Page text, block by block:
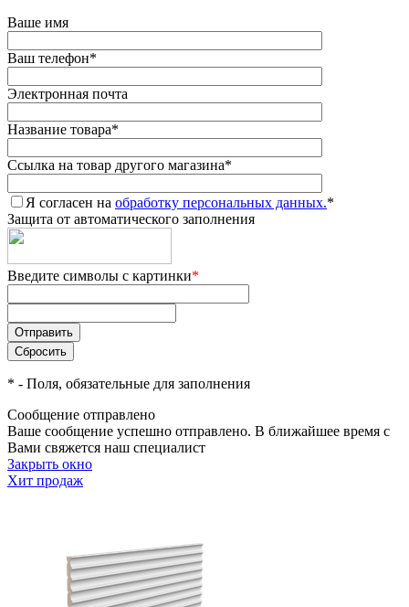
Ваше имя
Ваш телефон*
Электронная почта
Название товара*
Ссылка на товар другого магазина*
Я согласен на обработку персональных данных.*
Защита от автоматического заполнения
Введите символы с картинки*
* - Поля, обязательные для заполнения
Сообщение отправлено
Ваше сообщение успешно отправлено. В ближайшее время с
Вами свяжется наш специалист
Закрыть окно
Хит продаж